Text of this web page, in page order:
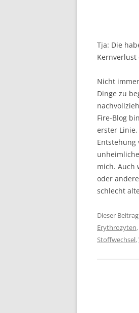
Tja: Die
Kernverlust
Nicht
Dinge zu
Fire-Blog
erster
Entstehung
mich. Auch
oder
schlecht
Dieser
Erythrozyten,
Stoffwechsel,